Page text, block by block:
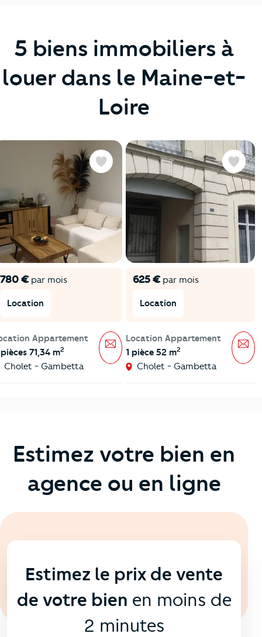
5 biens immobiliers à
louer dans le Maine-et-
Loire
780 €par mois
Location
Appartement
71,34 m2
Cholet - Gambetta
Favoris
Message
625 €par mois
Location
Location Appartement
1 pièce 52 m2
Cholet - Gambetta
Favoris
Estimez votre bien en
agence ou en ligne
Estimez le prix de vente
de votre bien en moins de
2 minutes